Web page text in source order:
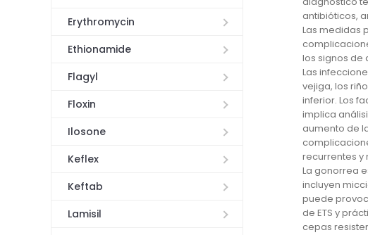
Erythromycin
Ethionamide
Flagyl
Floxin
Ilosone
Keflex
Keftab
Lamisil
antibióticos,
Las medidas
los signos de
Las
vejiga, los
inferior. Los
implica
aumento de
recurrentes y
La gonorrea
incluyen
puede
de ETS y
cepas